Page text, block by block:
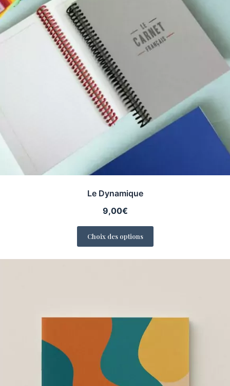
Le Dynamique
9,00€
Choix des options